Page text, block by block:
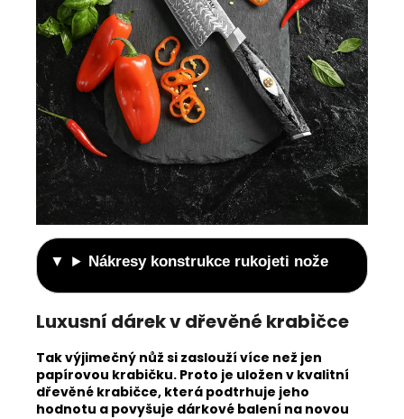
Nákresy konstrukce rukojeti nože
Luxusní dárek v dřevěné krabičce
Tak výjimečný nůž si zaslouží více než jen
papírovou krabičku. Proto je uložen v kvalitní
dřevěné krabičce, která podtrhuje jeho
hodnotu a povyšuje dárkové balení na novou